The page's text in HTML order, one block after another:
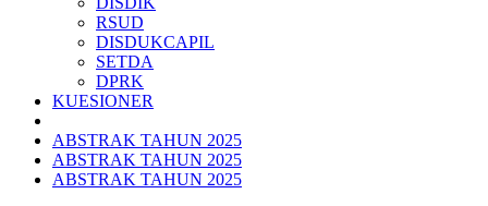
RSUD
DISDUKCAPIL
SETDA
DPRK
KUESIONER
ABSTRAK TAHUN 2025
ABSTRAK TAHUN 2025
ABSTRAK TAHUN 2025